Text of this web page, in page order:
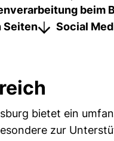
beim
Seiten
Social
bietet ein
zur